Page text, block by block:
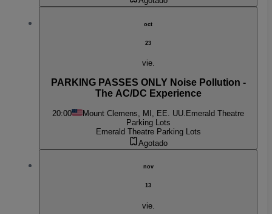
oct
23
vie.
PARKING PASSES ONLY Noise Pollution -
The AC/DC Experience
20:00 Mount Clemens, MI, EE. UU. Emerald Theatre
Parking Lots
Emerald Theatre Parking Lots
Agotado
nov
13
vie.